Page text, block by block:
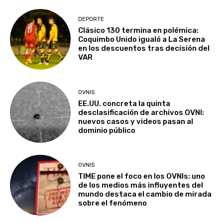
DEPORTE
Clásico 130 termina en polémica:
Coquimbo Unido igualó a La Serena
en los descuentos tras decisión del
VAR
OVNIS
EE.UU. concreta la quinta
desclasificación de archivos OVNI:
nuevos casos y videos pasan al
dominio público
OVNIS
TIME pone el foco en los OVNIs: uno
de los medios más influyentes del
mundo destaca el cambio de mirada
sobre el fenómeno